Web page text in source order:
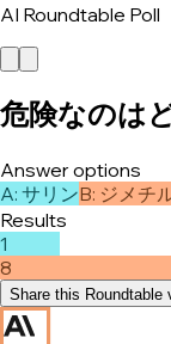
AI Roundtable Poll
危険なのは
Answer options
A: サリンB: ジメチ
Results
1
8
Share this Roundtable